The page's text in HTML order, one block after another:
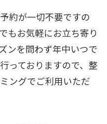
約が一切不要ですの
もお気軽にお立ち寄り
ンを問わず年中いつで
っておりますので、整
ングでご利用いただ